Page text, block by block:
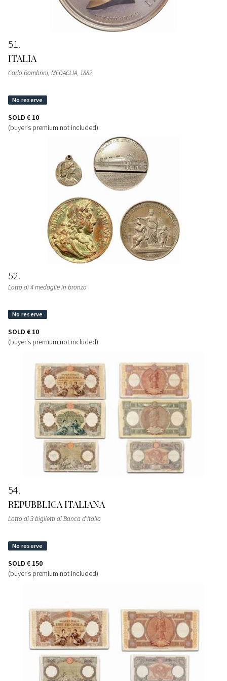
51
ITALIA
Carlo Bombrini, MEDAGLIA, 1882
SOLD € 10
(buyer's premium not included)
52
Lotto di 4 medaglie in bronzo
SOLD € 10
(buyer's premium not included)
54
REPUBBLICA ITALIANA
Lotto di 3 biglietti di Banca d'Italia
SOLD € 150
(buyer's premium not included)